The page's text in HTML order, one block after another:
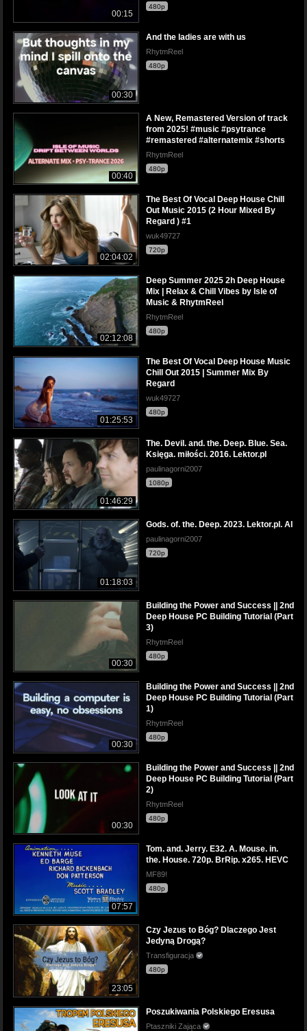
00:15
480p
00:30
And the ladies are with us
RhytmReel
480p
00:40
A New, Remastered Version of track
from 2025! #music #psytrance
#remastered #alternatemix #shorts
RhytmReel
480p
02:04:02
The Best Of Vocal Deep House Chill
Out Music 2015 (2 Hour Mixed By
Regard ) #1
wuk49727
720p
02:12:08
Deep Summer 2025 2h Deep House
Mix | Relax & Chill Vibes by Isle of
Music & RhytmReel
RhytmReel
480p
01:25:53
The Best Of Vocal Deep House Music
Chill Out 2015 | Summer Mix By
Regard
wuk49727
480p
01:46:29
The. Devil. and. the. Deep. Blue. Sea.
Księga. miłości. 2016. Lektor.pl
paulinagorni2007
1080p
01:18:03
Gods. of. the. Deep. 2023. Lektor.pl. AI
paulinagorni2007
720p
00:30
Building the Power and Success || 2nd
Deep House PC Building Tutorial (Part
3)
RhytmReel
480p
00:30
Building the Power and Success || 2nd
Deep House PC Building Tutorial (Part
1)
RhytmReel
480p
00:30
Building the Power and Success || 2nd
Deep House PC Building Tutorial (Part
2)
RhytmReel
480p
07:57
Tom. and. Jerry. E32. A. Mouse. in.
the. House. 720p. BrRip. x265. HEVC
MF89!
480p
23:05
Czy Jezus to Bóg? Dlaczego Jest
Jedyną Drogą?
Transfiguracja
480p
Poszukiwania Polskiego Eresusa
Ptaszniki Zająca